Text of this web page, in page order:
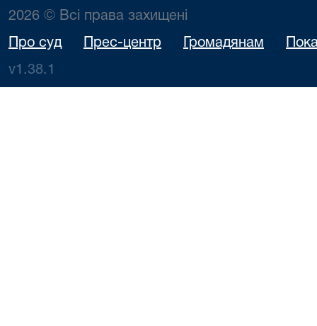
2026 © Всі права захищені
Про суд Прес-центр Громадянам
v1.38.1